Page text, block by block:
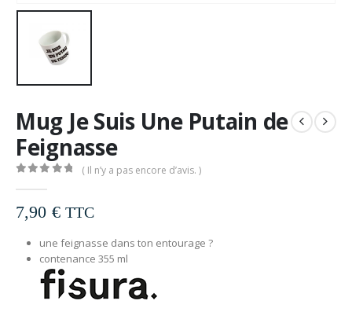
Mug Je Suis Une Putain de
Feignasse
( Il n’y a pas encore d’avis. )
7,90 € TTC
une feignasse dans ton entourage ?
contenance 355 ml